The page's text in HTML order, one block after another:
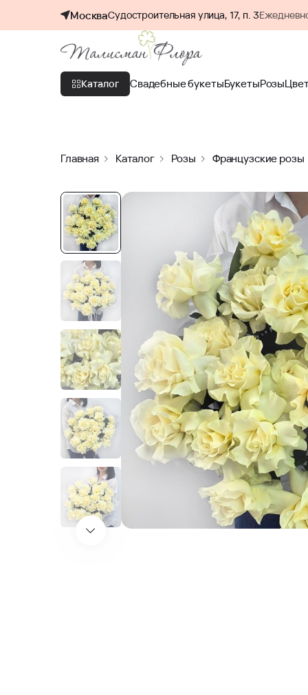
МоскваСудостроительная улица, 17, п. 3
Каталог Свадебные букетыБукетыРозы
Главная Каталог Розы Французские розы